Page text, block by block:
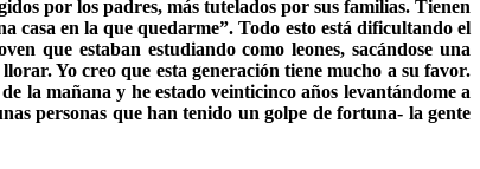
por los padres, más tutelados por sus familias. Tienen
casa en la que quedarme”. Todo esto está dificultando el
que estaban estudiando como leones, sacándose una
Yo creo que esta generación tiene mucho a su favor.
la mañana y he estado veinticinco años levantándome a
personas que han tenido un golpe de fortuna- la gente